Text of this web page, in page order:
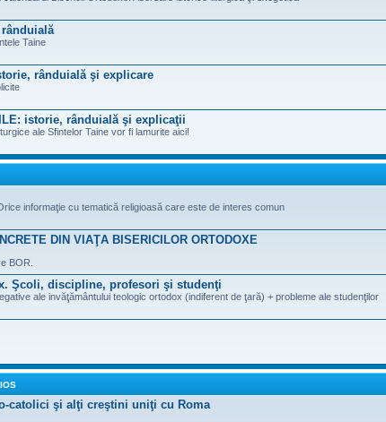
Taine
rânduială şi explicare
istorie, rânduială şi explicaţii
ale Sfintelor Taine vor fi lamurite aici!
informaţie cu tematică religioasă care este de interes comun
DIN VIAŢA BISERICILOR ORTODOXE
BOR.
Şcoli, discipline, profesori şi studenţi
ale invăţământului teologic ortodox (indiferent de ţară) + probleme ale studenţilor
catolici şi alţi creştini uniţi cu Roma